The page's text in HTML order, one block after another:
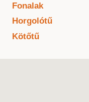
Fonalak
Horgolótű
Kötőtű